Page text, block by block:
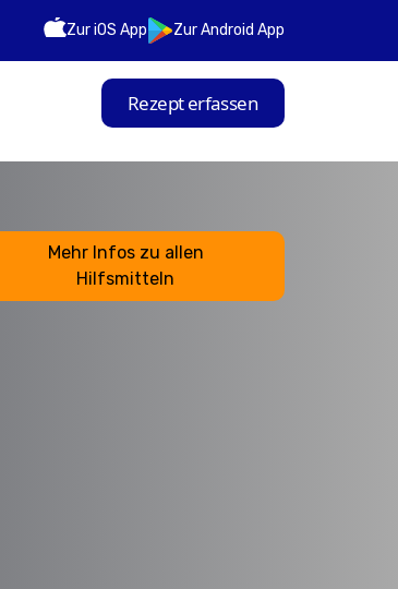
Zur iOS App Zur Android App
Rezept erfassen
Mehr Infos zu allen
Hilfsmitteln